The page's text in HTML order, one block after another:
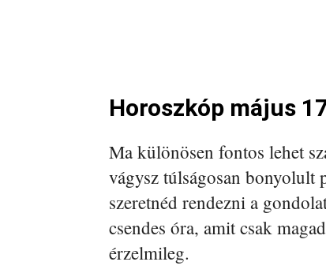
Horoszkóp május
Ma különösen fontos lehet
vágysz túlságosan bonyolult
szeretnéd rendezni a
csendes óra, amit csak
érzelmileg.